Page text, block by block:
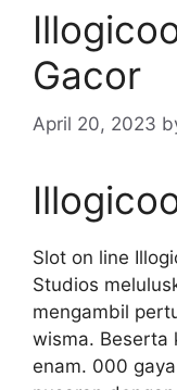
Gacor
April 20, 2023
Slot on line
Studios
mengambil
wisma. Beserta
enam. 000